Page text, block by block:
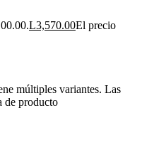
L3,570.00El precio
múltiples variantes. Las
de producto